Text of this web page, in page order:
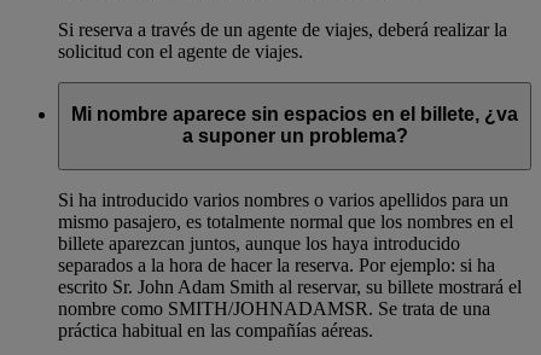
Si reserva a través de un agente de viajes, deberá realizar la
solicitud con el agente de viajes.
Mi nombre aparece sin espacios en el billete, ¿va
a suponer un problema?
Si ha introducido varios nombres o varios apellidos para un
mismo pasajero, es totalmente normal que los nombres en el
billete aparezcan juntos, aunque los haya introducido
separados a la hora de hacer la reserva. Por ejemplo: si ha
escrito Sr. John Adam Smith al reservar, su billete mostrará el
nombre como SMITH/JOHNADAMSR. Se trata de una
práctica habitual en las compañías aéreas.